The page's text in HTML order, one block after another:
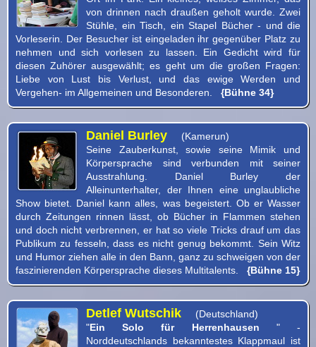
von drinnen nach draußen geholt wurde. Zwei
Stühle, ein Tisch, ein Stapel Bücher - und die
Vorleserin. Der Besucher ist eingeladen ihr gegenüber Platz zu
nehmen und sich vorlesen zu lassen. Ein Gedicht wird für
diesen Zuhörer ausgewählt; es geht um die großen Fragen:
Liebe von Lust bis Verlust, und das ewige Werden und
Vergehen- im Allgemeinen und Besonderen. {Bühne 34}
Daniel Burley
(Kamerun)
Seine Zauberkunst, sowie seine Mimik und
Körpersprache sind verbunden mit seiner
Ausstrahlung. Daniel Burley der
Alleinunterhalter, der Ihnen eine unglaubliche
Show bietet. Daniel kann alles, was begeistert. Ob er Wasser
durch Zeitungen rinnen lässt, ob Bücher in Flammen stehen
und doch nicht verbrennen, er hat so viele Tricks drauf um das
Publikum zu fesseln, dass es nicht genug bekommt. Sein Witz
und Humor ziehen alle in den Bann, ganz zu schweigen von der
faszinierenden Körpersprache dieses Multitalents. {Bühne 15}
Detlef Wutschik
(Deutschland)
"Ein Solo für Herrenhausen " -
Norddeutschlands bekanntestes Klappmaul ist